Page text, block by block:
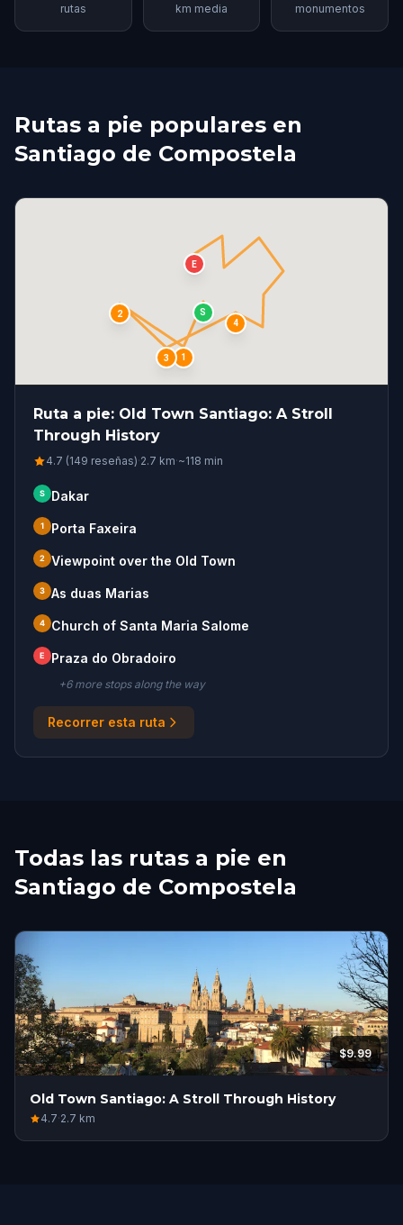
rutas km media monumentos
Rutas a pie populares en
Santiago de Compostela
S
1
2
3
4
E
Ruta a pie: Old Town Santiago: A Stroll
Through History
4.7 (149 reseñas)·2.7 km·~118 min
S Dakar
1 Porta Faxeira
2 Viewpoint over the Old Town
3 As duas Marias
4 Church of Santa Maria Salome
E Praza do Obradoiro
+6more stopsalong the way
Recorrer esta ruta
Todas las rutas a pie en
Santiago de Compostela
$9.99
Old Town Santiago: A Stroll Through History
4.7·2.7 km